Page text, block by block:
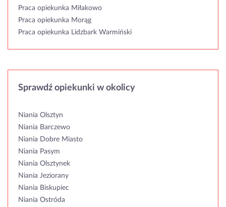
Praca opiekunka Miłakowo
Praca opiekunka Morąg
Praca opiekunka Lidzbark Warmiński
Sprawdź opiekunki w okolicy
Niania Olsztyn
Niania Barczewo
Niania Dobre Miasto
Niania Pasym
Niania Olsztynek
Niania Jeziorany
Niania Biskupiec
Niania Ostróda